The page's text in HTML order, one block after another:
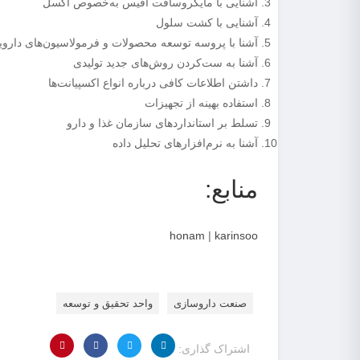
آشنایی با کشت سلول
آشنا با پروسه توسعه محصولات و فرمولاسیون‌های
آشنا به ست‌کردن روش‌های جدید تولیدی
داشتن اطلاعات کافی درباره انواع اکسپیانت‌ها
استفاده بهینه از تجهیزات
تسلط بر استاندارد‌های سازمان غذا و دارو
آشنا به نرم‌افزارهای تحلیل داده
منابع:
honam | karinsoo
صنعت داروسازی واحد تحقیق و توسعه
اشتراک گذاری: